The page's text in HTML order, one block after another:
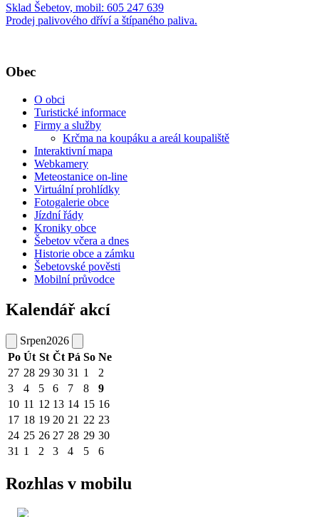
Sklad Šebetov, mobil: 605 247 639
Prodej palivového dříví a štípaného paliva.
Obec
O obci
Turistické informace
Firmy a služby
Krčma na koupáku a areál koupaliště
Interaktivní mapa
Webkamery
Meteostanice on-line
Virtuální prohlídky
Fotogalerie obce
Jízdní řády
Kroniky obce
Šebetov včera a dnes
Historie obce a zámku
Šebetovské pověsti
Mobilní průvodce
Kalendář akcí
Srpen2026
Po Út St Čt Pá So Ne
27 28 29 30 31 1
2
3
4 5 6 7 8
9
10 11 12 13 14 15 16
17 18 19 20 21 22 23
24 25 26 27 28 29 30
31 1 2 3 4 5 6
Rozhlas v mobilu